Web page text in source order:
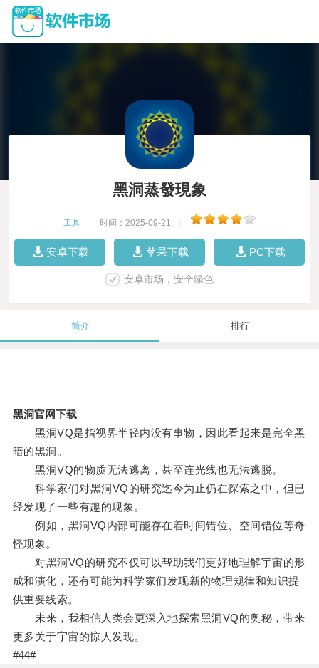
黑洞蒸發現象
工具 时间：2025-09-21
安卓下载 苹果下载 PC下载
安卓市场，安全绿色
简介 排行
黑洞官网下载
黑洞VQ是指视界半径内没有事物，因此看起来是完全黑
暗的黑洞。
黑洞VQ的物质无法逃离，甚至连光线也无法逃脱。
科学家们对黑洞VQ的研究迄今为止仍在探索之中，但已
经发现了一些有趣的现象。
例如，黑洞VQ内部可能存在着时间错位、空间错位等奇
怪现象。
对黑洞VQ的研究不仅可以帮助我们更好地理解宇宙的形
成和演化，还有可能为科学家们发现新的物理规律和知识提
供重要线索。
未来，我相信人类会更深入地探索黑洞VQ的奥秘，带来
更多关于宇宙的惊人发现。
#44#